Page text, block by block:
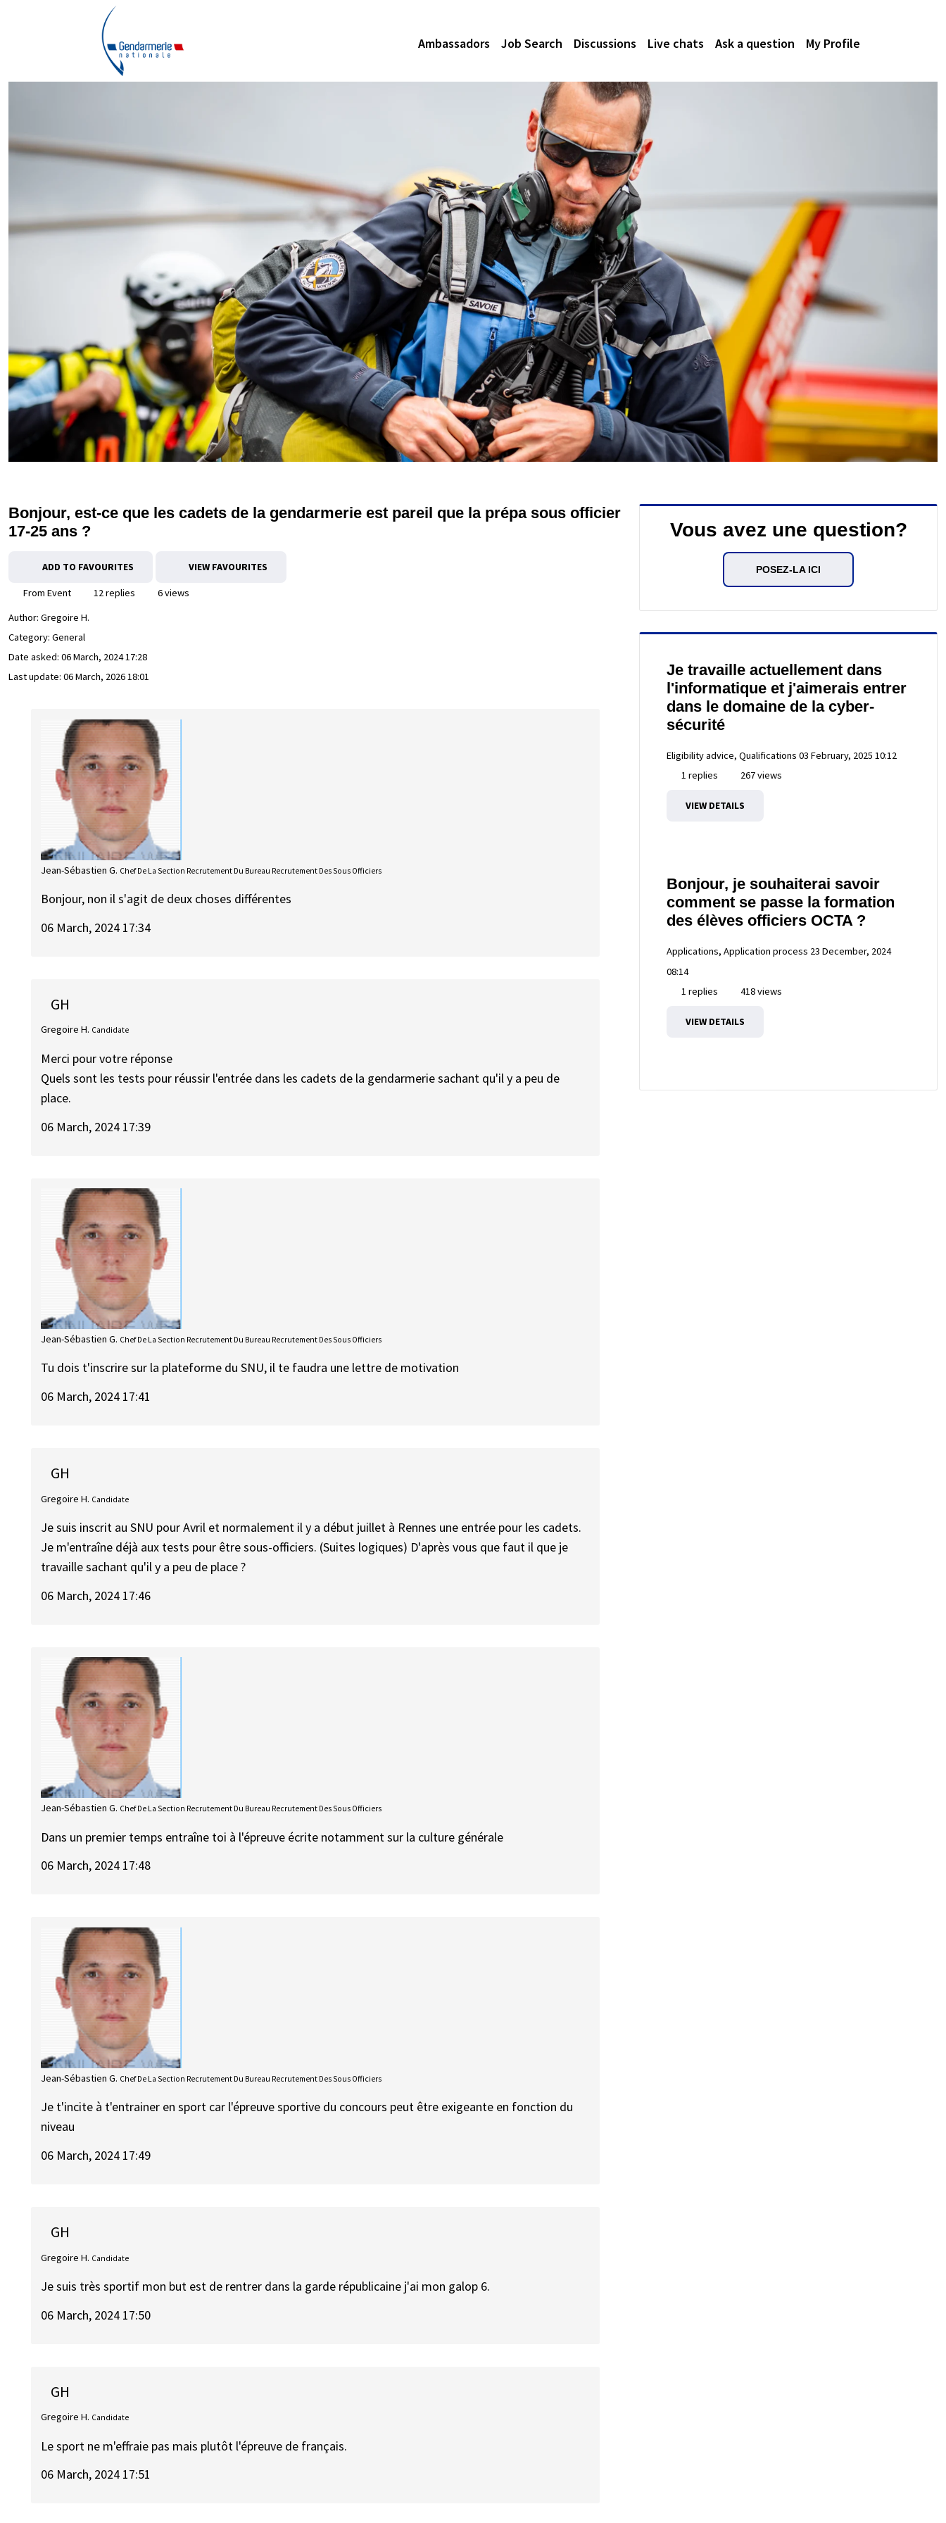
Ambassadors Job Search Discussions Live chats Ask a question My Profile
Bonjour, est-ce que les cadets de la gendarmerie est pareil que la prépa sous officier
17-25 ans ?
ADD TO FAVOURITES VIEW FAVOURITES
From Event 12 replies
6 views
Author: Gregoire H.
Category: General
Date asked: 06 March, 2024 17:28
Last update: 06 March, 2026 18:01
Jean-Sébastien G. Chef De La Section Recrutement Du Bureau Recrutement Des Sous Officiers
Bonjour, non il s'agit de deux choses différentes
06 March, 2024 17:34
GH
Gregoire H. Candidate
Merci pour votre réponse
Quels sont les tests pour réussir l'entrée dans les cadets de la gendarmerie sachant qu'il y a peu de
place.
06 March, 2024 17:39
Jean-Sébastien G. Chef De La Section Recrutement Du Bureau Recrutement Des Sous Officiers
Tu dois t'inscrire sur la plateforme du SNU, il te faudra une lettre de motivation
06 March, 2024 17:41
GH
Gregoire H. Candidate
Je suis inscrit au SNU pour Avril et normalement il y a début juillet à Rennes une entrée pour les cadets.
Je m'entraîne déjà aux tests pour être sous-officiers. (Suites logiques) D'après vous que faut il que je
travaille sachant qu'il y a peu de place ?
06 March, 2024 17:46
Jean-Sébastien G. Chef De La Section Recrutement Du Bureau Recrutement Des Sous Officiers
Dans un premier temps entraîne toi à l'épreuve écrite notamment sur la culture générale
06 March, 2024 17:48
Jean-Sébastien G. Chef De La Section Recrutement Du Bureau Recrutement Des Sous Officiers
Je t'incite à t'entrainer en sport car l'épreuve sportive du concours peut être exigeante en fonction du
niveau
06 March, 2024 17:49
GH
Gregoire H. Candidate
Je suis très sportif mon but est de rentrer dans la garde républicaine j'ai mon galop 6.
06 March, 2024 17:50
GH
Gregoire H. Candidate
Le sport ne m'effraie pas mais plutôt l'épreuve de français.
06 March, 2024 17:51
Vous avez une question?
POSEZ-LA ICI
Je travaille actuellement dans
l'informatique et j'aimerais entrer
dans le domaine de la cyber-
sécurité
Eligibility advice, Qualifications 03 February, 2025 10:12
1 replies
267 views
VIEW DETAILS
Bonjour, je souhaiterai savoir
comment se passe la formation
des élèves officiers OCTA ?
Applications, Application process 23 December, 2024
08:14
1 replies
418 views
VIEW DETAILS